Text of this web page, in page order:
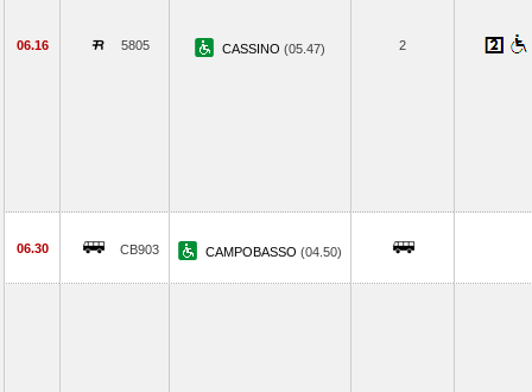
06.16 5805 CASSINO (05.47) 2
06.30 CB903 CAMPOBASSO (04.50)